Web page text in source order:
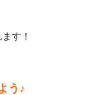
す！
う ♪